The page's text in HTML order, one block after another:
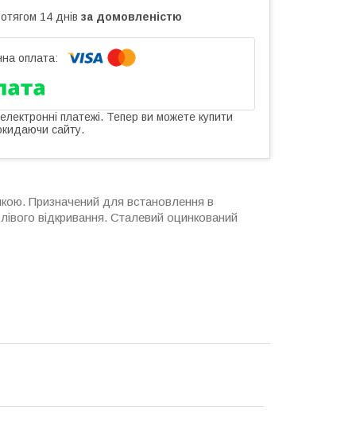
14 днів за домовленістю
платежі. Тепер ви можете купити
сайту.
Призначений для встановлення в
відкривання. Сталевий оцинкований